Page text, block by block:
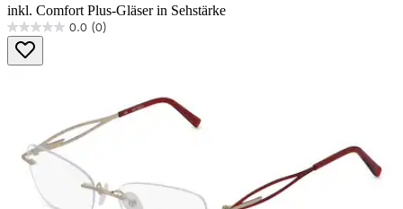
inkl. Comfort Plus-Gläser in Sehstärke
0.0 (0)
0.0
von
5